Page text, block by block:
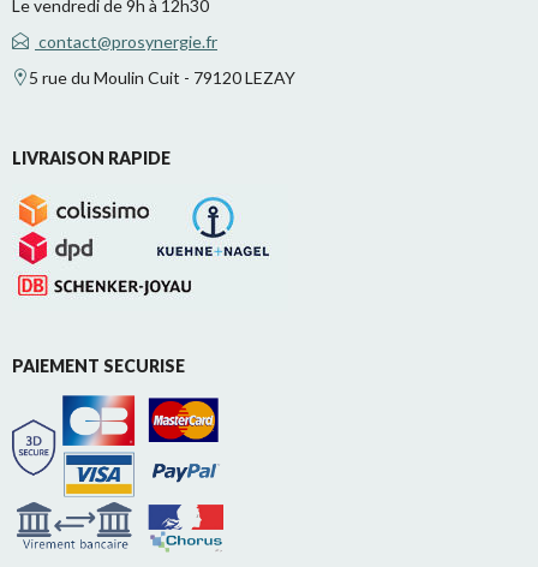
Le vendredi de 9h à 12h30
contact@prosynergie.fr
5 rue du Moulin Cuit - 79120 LEZAY
LIVRAISON RAPIDE
PAIEMENT SECURISE